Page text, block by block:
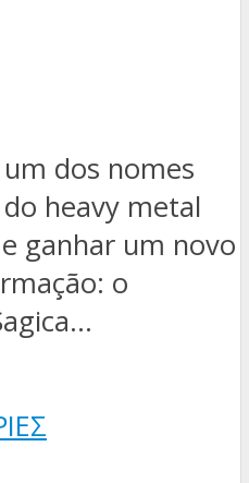
dos nomes
heavy metal
ganhar um novo
o